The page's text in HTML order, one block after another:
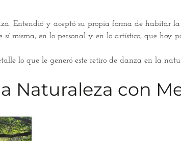
Entendió y aceptó su propia forma de habitar
misma, en lo personal y en lo artístico, que hoy
lo que le generó este retiro de danza en la
Naturaleza con